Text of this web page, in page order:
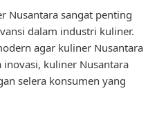
Nusantara sangat penting
dalam industri kuliner.
agar kuliner Nusantara
inovasi, kuliner Nusantara
selera konsumen yang